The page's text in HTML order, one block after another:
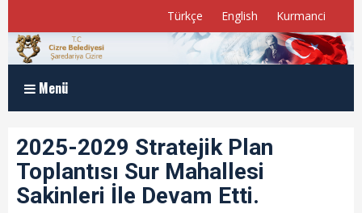
Türkçe English Kurmanci
Menü
Kurumsal
2025-2029 Stratejik Plan
Toplantısı Sur Mahallesi
Sakinleri İle Devam Etti.